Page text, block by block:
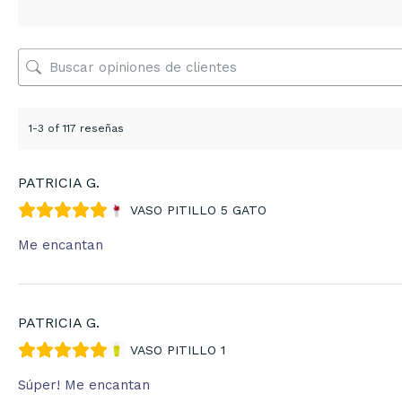
1-3 of 117 reseñas
PATRICIA G.
VASO PITILLO 5 GATO
Me encantan
PATRICIA G.
VASO PITILLO 1
Súper! Me encantan